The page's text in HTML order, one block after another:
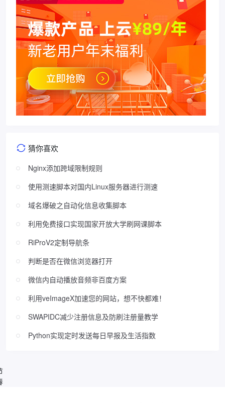
猜你喜欢
Nginx添加跨域限制规则
使用测速脚本对国内Linux服务器进行测速
域名爆破之自动化信息收集脚本
利用免费接口实现国家开放大学刷网课脚本
RiProV2定制导航条
判断是否在微信浏览器打开
微信内自动播放音频非百度方案
利用veImageX加速您的网站，想不快都难！
SWAPIDC减少注册信息及防刷注册量教学
Python实现定时发送每日早报及生活指数